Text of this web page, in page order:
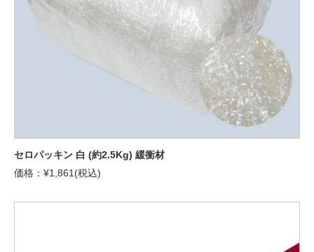
セロパッキン 白 (約2.5Kg) 緩衝材
価格：¥1,861(税込)